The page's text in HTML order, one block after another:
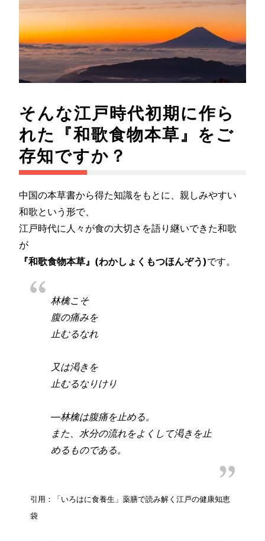
そんな江戸時代初期に作ら
れた『和歌食物本草』をご
存知ですか？
中国の本草書から得た知識をもとに、親しみやすい
和歌という形で、
江戸時代に人々が食の大切さを語り継いできた和歌
が
『和歌食物本草』(わかしょくもつほんぞう)です。
林檎こそ
腹の痛みを
止むるなれ
又は渇きを
止むるなりけり
―林檎は腹痛を止める。
また、水分の流れをよくして渇きを止
めるものである。
引用：「いろはに食養生」薬膳で読み解く江戸の健康知恵
袋